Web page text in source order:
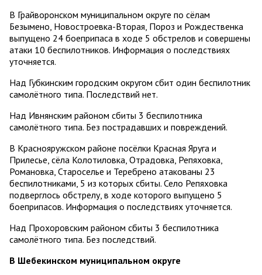
В Грайворонском муниципальном округе по сёлам
Безымено, Новостроевка-Вторая, Пороз и Рождественка
выпущено 24 боеприпаса в ходе 5 обстрелов и совершены
атаки 10 беспилотников. Информация о последствиях
уточняется.
Над Губкинским городским округом сбит один беспилотник
самолётного типа. Последствий нет.
Над Ивнянским районом сбиты 3 беспилотника
самолётного типа. Без пострадавших и повреждений.
В Краснояружском районе посёлки Красная Яруга и
Прилесье, сёла Колотиловка, Отрадовка, Репяховка,
Романовка, Староселье и Теребрено атакованы 23
беспилотниками, 5 из которых сбиты. Село Репяховка
подверглось обстрелу, в ходе которого выпущено 5
боеприпасов. Информация о последствиях уточняется.
Над Прохоровским районом сбиты 3 беспилотника
самолётного типа. Без последствий.
В Шебекинском муниципальном округе